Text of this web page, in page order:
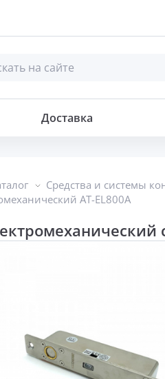
Доставка
Средства и системы
AT-EL800A